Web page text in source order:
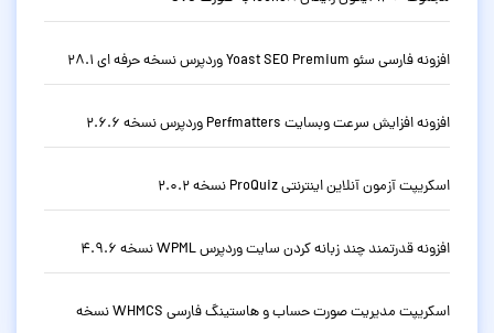
افزونه فارسی سئو Yoast SEO Premium وردپرس نسخه حرفه ای 28.1
افزونه افزایش سرعت وبسایت Perfmatters وردپرس نسخه 2.6.6
اسکریپت آزمون آنلاین اینترنتی ProQuiz نسخه 2.0.2
افزونه قدرتمند چند زبانه کردن سایت وردپرس WPML نسخه 4.9.6
اسکریپت مدیریت صورت حساب و هاستینگ فارسی WHMCS نسخه